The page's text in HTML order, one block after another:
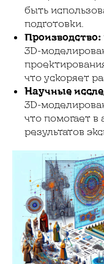
быть
подготовки.
Производство:
3D-
что ускоряет
Научные
3D-
что помогает в
результатов